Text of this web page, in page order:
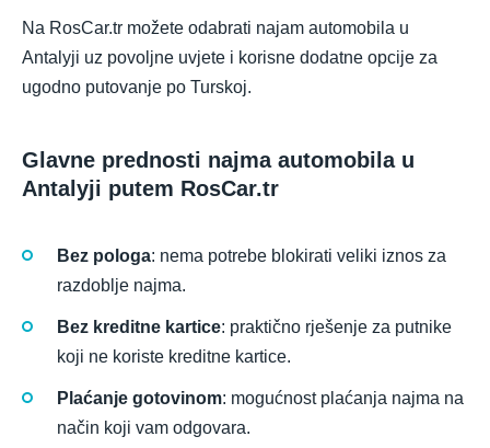
Na RosCar.tr možete odabrati najam automobila u
Antalyji uz povoljne uvjete i korisne dodatne opcije za
ugodno putovanje po Turskoj.
Glavne prednosti najma automobila u
Antalyji putem RosCar.tr
Bez pologa: nema potrebe blokirati veliki iznos za
razdoblje najma.
Bez kreditne kartice: praktično rješenje za putnike
koji ne koriste kreditne kartice.
Plaćanje gotovinom: mogućnost plaćanja najma na
način koji vam odgovara.